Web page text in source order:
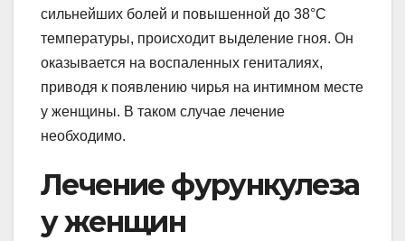
сильнейших болей и повышенной до 38°С
температуры, происходит выделение гноя. Он
оказывается на воспаленных гениталиях,
приводя к появлению чирья на интимном месте
у женщины. В таком случае лечение
необходимо.
Лечение фурункулеза
у женщин